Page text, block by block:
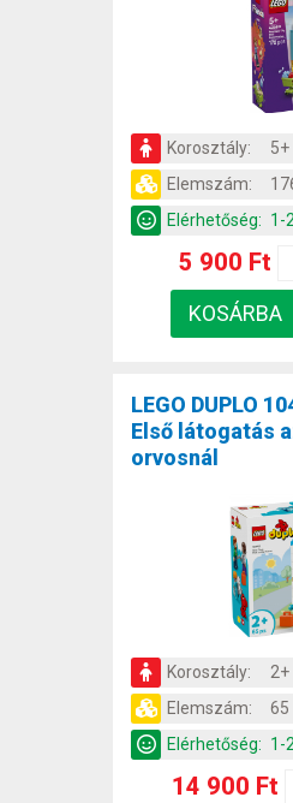
Korosztály:
Elemszám:
Elérhetőség: 1-
5 900 Ft
LEGO DUPLO
Első látogatás
orvosnál
Korosztály:
Elemszám:
Elérhetőség: 1-
14 900 Ft